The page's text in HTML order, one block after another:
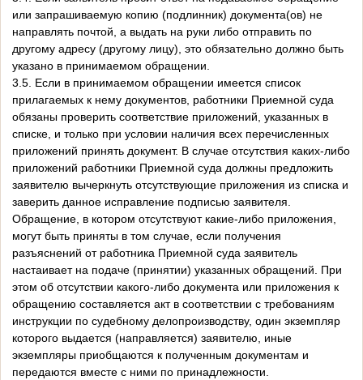
или запрашиваемую копию (подлинник) документа(ов) не
направлять почтой, а выдать на руки либо отправить по
другому адресу (другому лицу), это обязательно должно быть
указано в принимаемом обращении.
3.5. Если в принимаемом обращении имеется список
прилагаемых к нему документов, работники Приемной суда
обязаны проверить соответствие приложений, указанных в
списке, и только при условии наличия всех перечисленных
приложений принять документ. В случае отсутствия каких-либо
приложений работники Приемной суда должны предложить
заявителю вычеркнуть отсутствующие приложения из списка и
заверить данное исправление подписью заявителя.
Обращение, в котором отсутствуют какие-либо приложения,
могут быть приняты в том случае, если получения
разъяснений от работника Приемной суда заявитель
настаивает на подаче (принятии) указанных обращений. При
этом об отсутствии какого-либо документа или приложения к
обращению составляется акт в соответствии с требованиям
инструкции по судебному делопроизводству, один экземпляр
которого выдается (направляется) заявителю, иные
экземпляры приобщаются к полученным документам и
передаются вместе с ними по принадлежности.